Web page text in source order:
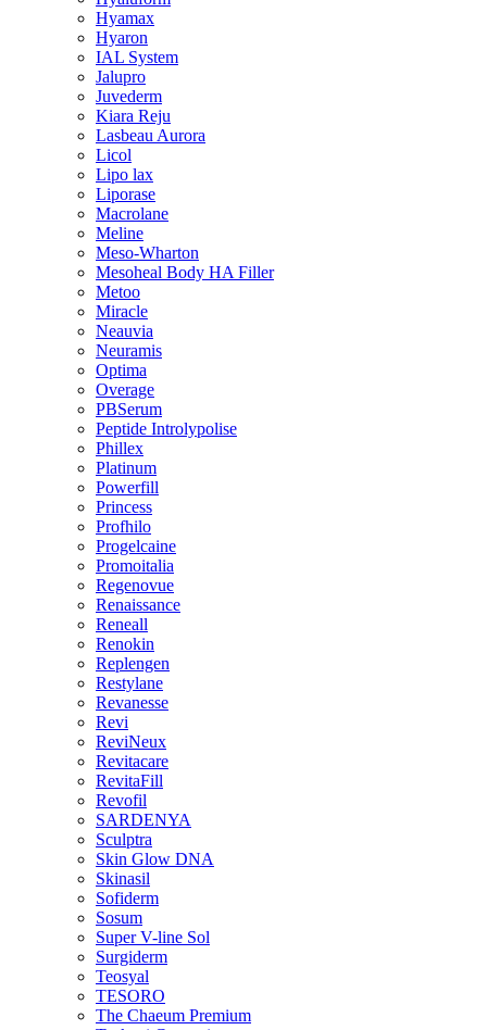
Hyamax
Hyaron
IAL System
Jalupro
Juvederm
Kiara Reju
Lasbeau Aurora
Licol
Lipo lax
Liporase
Macrolane
Meline
Meso-Wharton
Mesoheal Body HA Filler
Metoo
Miracle
Neauvia
Neuramis
Optima
Overage
PBSerum
Peptide Introlypolise
Phillex
Platinum
Powerfill
Princess
Profhilo
Progelcaine
Promoitalia
Regenovue
Renaissance
Reneall
Renokin
Replengen
Restylane
Revanesse
Revi
ReviNeux
Revitacare
RevitaFill
Revofil
SARDENYA
Sculptra
Skin Glow DNA
Skinasil
Sofiderm
Sosum
Super V-line Sol
Surgiderm
Teosyal
TESORO
The Chaeum Premium